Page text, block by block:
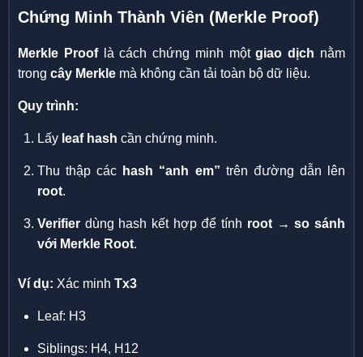
Chứng Minh Thành Viên (Merkle Proof)
Merkle Prooflà cách chứng minh mộtgiao dịch nằm
trong cây Merkle mà không cần tải toàn bộ dữ liệu.
Quy trình:
Lấy leaf hash cần chứng minh.
Thu thập các hash “anh em” trên đường dẫn lên
root.
Verifier dùng hash kết hợp để tính root → so sánh
với Merkle Root.
Ví dụ: Xác minh Tx3
Leaf: H3
Siblings: H4, H12